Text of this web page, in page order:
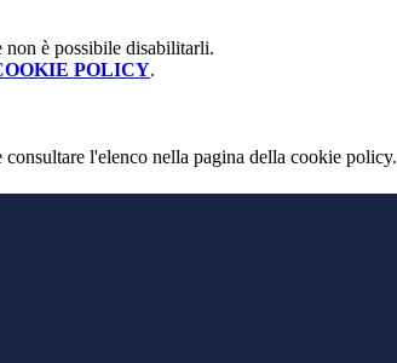
non è possibile disabilitarli.
POLICY.
l'elenco nella pagina della cookie policy.